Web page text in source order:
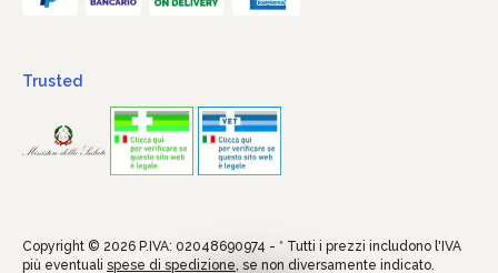
Trusted
Copyright © 2026 P.IVA: 02048690974 - * Tutti i prezzi includono l'IVA
più eventuali spese di spedizione, se non diversamente indicato.